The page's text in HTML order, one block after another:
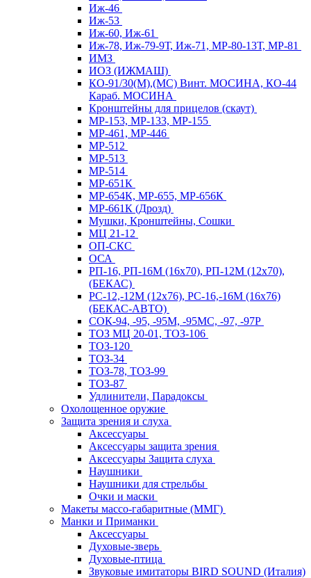
Иж-46
Иж-53
Иж-60, Иж-61
Иж-78, Иж-79-9Т, Иж-71, МР-80-13Т, МР-81
ИМЗ
ИОЗ (ИЖМАШ)
КО-91/30(М),(МС) Винт. МОСИНА, КО-44
Караб. МОСИНА
Кронштейны для прицелов (скаут)
МР-153, МР-133, МР-155
МР-461, МР-446
МР-512
МР-513
МР-514
МР-651К
МР-654К, МР-655, МР-656К
МР-661К (Дрозд)
Мушки, Кронштейны, Сошки
МЦ 21-12
ОП-СКС
ОСА
РП-16, РП-16М (16х70), РП-12М (12х70),
(БЕКАС)
РС-12,-12М (12х76), РС-16,-16М (16х76)
(БЕКАС-АВТО)
СОК-94, -95, -95М, -95МС, -97, -97Р
ТОЗ МЦ 20-01, ТОЗ-106
ТОЗ-120
ТОЗ-34
ТОЗ-78, ТОЗ-99
ТОЗ-87
Удлинители, Парадоксы
Охолощенное оружие
Защита зрения и слуха
Аксессуары
Аксессуары защита зрения
Аксессуары Защита слуха
Наушники
Наушники для стрельбы
Очки и маски
Макеты массо-габаритные (ММГ)
Манки и Приманки
Аксессуары
Духовые-зверь
Духовые-птица
Звуковые имитаторы BIRD SOUND (Италия)